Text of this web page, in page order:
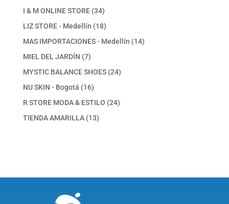
producto
I & M ONLINE STORE 3434
productos
LIZ STORE - Medellín 1818
productos
MAS IMPORTACIONES - Medellín 1414
MIEL DEL JARDÍN 77
productos
MYSTIC BALANCE SHOES 2424
NU SKIN - Bogotá 1616
productos
R STORE MODA & ESTILO 2424
TIENDA AMARILLA 1313